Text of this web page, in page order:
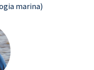
marina)